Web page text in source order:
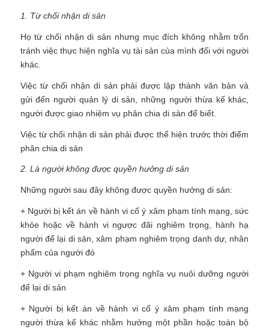
1. Từ chối nhận di sản
Họ từ chối nhận di sản nhưng mục đích không nhằm trốn
tránh việc thực hiện nghĩa vụ tài sản của mình đối với người
khác.
Việc từ chối nhận di sản phải được lập thành văn bản và
gửi đến người quản lý di sản, những người thừa kế khác,
người được giao nhiệm vụ phân chia di sản để biết.
Việc từ chối nhận di sản phải được thể hiện trước thời điểm
phân chia di sản
2. Là người không được quyền hưởng di sản
Những người sau đây không được quyền hưởng di sản:
+ Người bị kết án về hành vi cố ý xâm phạm tính mạng, sức
khỏe hoặc về hành vi ngược đãi nghiêm trọng, hành hạ
người để lại di sản, xâm phạm nghiêm trọng danh dự, nhân
phẩm của người đó
+ Người vi phạm nghiêm trọng nghĩa vụ nuôi dưỡng người
để lại di sản
+ Người bị kết án về hành vi cố ý xâm phạm tính mạng
người thừa kế khác nhằm hưởng một phần hoặc toàn bộ